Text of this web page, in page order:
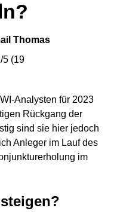
Thomas
5 (19
Analysten für 2023
Rückgang der
sind sie hier jedoch
Anleger im Lauf des
im